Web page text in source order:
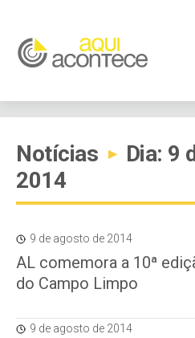
Notícias ▸
Dia: 9
2014
9 de agosto de 2014
AL comemora a 10ª
do Campo Limpo
9 de agosto de 2014